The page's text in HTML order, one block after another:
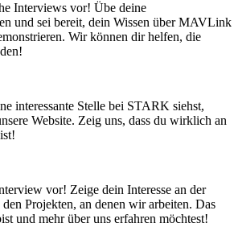
Interviews vor! Übe deine
und sei bereit, dein Wissen über MAVLink
Wir können dir helfen, die
interessante Stelle bei STARK siehst,
Website. Zeig uns, dass du wirklich an
vor! Zeige dein Interesse an der
Projekten, an denen wir arbeiten. Das
und mehr über uns erfahren möchtest!